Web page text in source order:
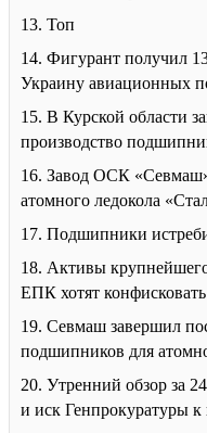
13. Топ
14. Фигурант получил
Украину авиационных
15. В Курской области
производство
16. Завод ОСК
атомного ледокола
17. Подшипники
18. Активы
ЕПК хотят конфисковать
19. Севмаш завершил
подшипников для
20. Утренний обзор за
и иск Генпрокуратуры